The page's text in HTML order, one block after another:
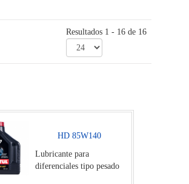
Resultados 1 - 16 de 16
HD 85W140
Lubricante para
diferenciales tipo pesado